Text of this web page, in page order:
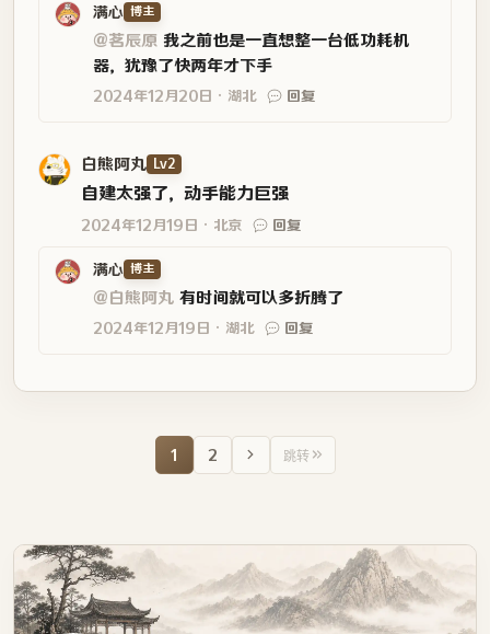
满心 博主
@茗辰原 我之前也是一直想整一台低功耗机
器，犹豫了快两年才下手
2024年12月20日 湖北 回复
白熊阿丸 Lv2
自建太强了，动手能力巨强
2024年12月19日 北京 回复
满心 博主
@白熊阿丸 有时间就可以多折腾了
2024年12月19日 湖北 回复
1 2 跳转